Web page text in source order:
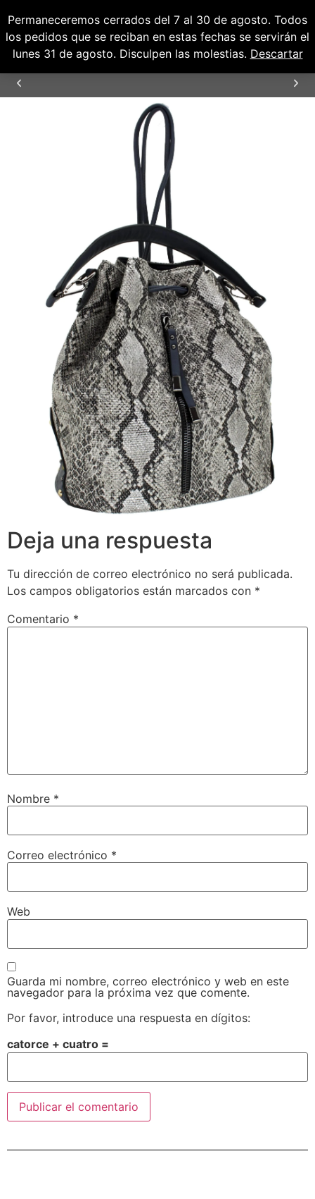
Permaneceremos cerrados del 7 al 30 de agosto. Todos
los pedidos que se reciban en estas fechas se servirán el
lunes 31 de agosto. Disculpen las molestias. Descartar
0,00€
0
ENVÍOS GRATUITOS PARA PENÍNSULA Y
Deja una respuesta
Tu dirección de correo electrónico no será publicada.
Los campos obligatorios están marcados con *
Comentario *
Nombre *
Correo electrónico *
Web
Guarda mi nombre, correo electrónico y web en este
navegador para la próxima vez que comente.
Por favor, introduce una respuesta en dígitos:
catorce + cuatro =